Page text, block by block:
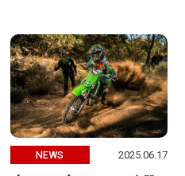
NEWS 2025.06.17